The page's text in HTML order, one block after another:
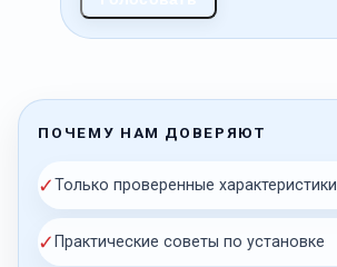
ПОЧЕМУ НАМ ДОВЕРЯЮТ
✓Только проверенные характеристики
✓Практические советы по установке